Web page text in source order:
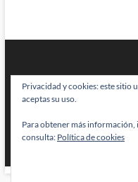
BRAINSTOMPING|
los derechos reservados
Privacidad y cookies: este sitio
aceptas su uso.
Para obtener más
consulta: Política de cookies